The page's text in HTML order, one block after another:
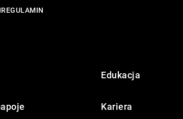
REGULAMIN
Edukacja
Kariera